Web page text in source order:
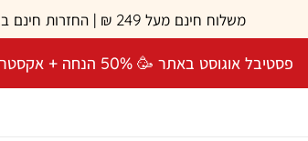
משלוח חינם מעל 249 ₪ | החזרות חינם בסניפים
פסטיבל אוגוסט באתר 🥳 50% הנחה + אקסטרה 25% על היתרה! 🎉